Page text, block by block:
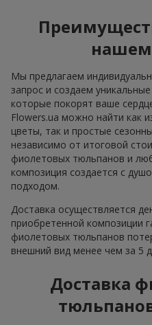
нашем
Мы предлагаем
запрос и создаем
которые покорят ваше
Flowers.ua можно найти как
цветы, так и простые
независимо от итоговой
фиолетовых тюльпанов и
композиция создается с
подходом.
Доставка осуществляется
приобретенной композиции
фиолетовых тюльпанов
внешний вид менее чем за 5
Доставка